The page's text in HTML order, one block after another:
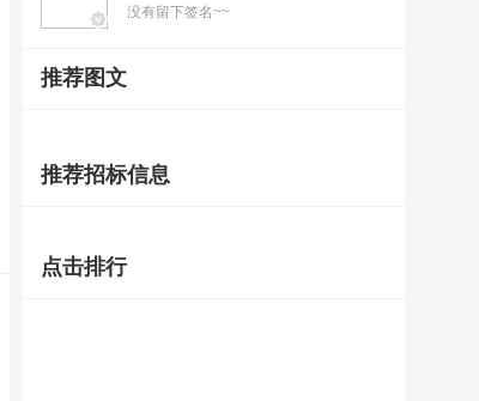
没有留下签名~~
推荐图文
推荐招标信息
点击排行